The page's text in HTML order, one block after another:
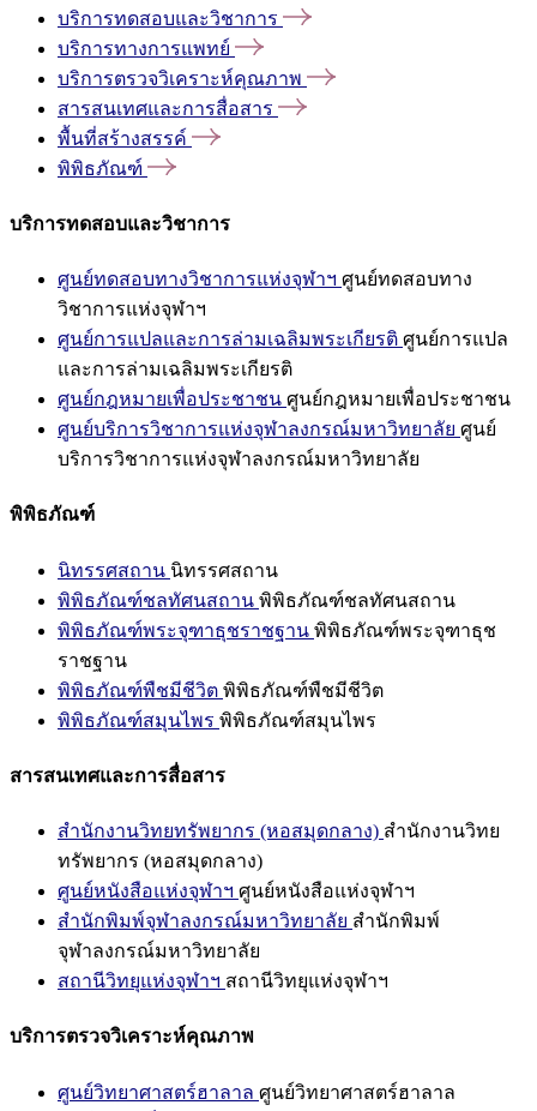
บริการทดสอบและวิชาการ
บริการทางการแพทย์
บริการตรวจวิเคราะห์คุณภาพ
สารสนเทศและการสื่อสาร
พื้นที่สร้างสรรค์
พิพิธภัณฑ์
บริการทดสอบและวิชาการ
ศูนย์ทดสอบทางวิชาการแห่งจุฬาฯ ศูนย์ทดสอบทาง
วิชาการแห่งจุฬาฯ
ศูนย์การแปลและการล่ามเฉลิมพระเกียรติ ศูนย์การแปล
และการล่ามเฉลิมพระเกียรติ
ศูนย์กฎหมายเพื่อประชาชน ศูนย์กฎหมายเพื่อประชาชน
ศูนย์บริการวิชาการแห่งจุฬาลงกรณ์มหาวิทยาลัย ศูนย์
บริการวิชาการแห่งจุฬาลงกรณ์มหาวิทยาลัย
พิพิธภัณฑ์
นิทรรศสถาน นิทรรศสถาน
พิพิธภัณฑ์ชลทัศนสถาน พิพิธภัณฑ์ชลทัศนสถาน
พิพิธภัณฑ์พระจุฑาธุชราชฐาน พิพิธภัณฑ์พระจุฑาธุช
ราชฐาน
พิพิธภัณฑ์พืชมีชีวิต พิพิธภัณฑ์พืชมีชีวิต
พิพิธภัณฑ์สมุนไพร พิพิธภัณฑ์สมุนไพร
สารสนเทศและการสื่อสาร
สำนักงานวิทยทรัพยากร (หอสมุดกลาง) สำนักงานวิทย
ทรัพยากร (หอสมุดกลาง)
ศูนย์หนังสือแห่งจุฬาฯ ศูนย์หนังสือแห่งจุฬาฯ
สำนักพิมพ์จุฬาลงกรณ์มหาวิทยาลัย สำนักพิมพ์
จุฬาลงกรณ์มหาวิทยาลัย
สถานีวิทยุแห่งจุฬาฯ สถานีวิทยุแห่งจุฬาฯ
บริการตรวจวิเคราะห์คุณภาพ
ศูนย์วิทยาศาสตร์ฮาลาล ศูนย์วิทยาศาสตร์ฮาลาล